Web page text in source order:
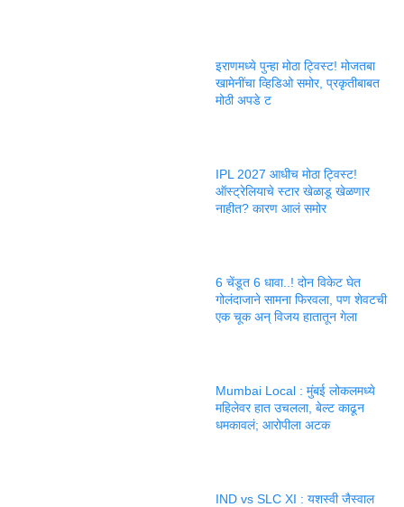
इराणमध्ये पुन्हा मोठा ट्विस्ट! मोजतबा
खामेनींचा व्हिडिओ समोर, प्रकृतीबाबत
मोठी अपडे ट
IPL 2027 आधीच मोठा ट्विस्ट!
ऑस्ट्रेलियाचे स्टार खेळाडू खेळणार
नाहीत? कारण आलं समोर
6 चेंडूत 6 धावा..! दोन विकेट घेत
गोलंदाजाने सामना फिरवला, पण शेवटची
एक चूक अन् विजय हातातून गेला
Mumbai Local : मुंबई लोकलमध्ये
महिलेवर हात उचलला, बेल्ट काढून
धमकावलं; आरोपीला अटक
IND vs SLC XI : यशस्वी जैस्वाल